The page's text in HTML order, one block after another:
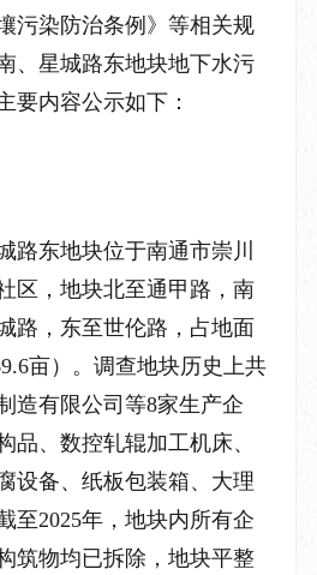
污染防治条例》等相关规
、星城路东地块地下水污
要内容公示如下：
路东地块位于南通市崇川
区，地块北至通甲路，南
路，东至世伦路，占地面
亩）。调查地块历史上共
造有限公司等8家生产企
品、数控轧辊加工机床、
设备、纸板包装箱、大理
至2025年，地块内所有企
筑物均已拆除，地块平整